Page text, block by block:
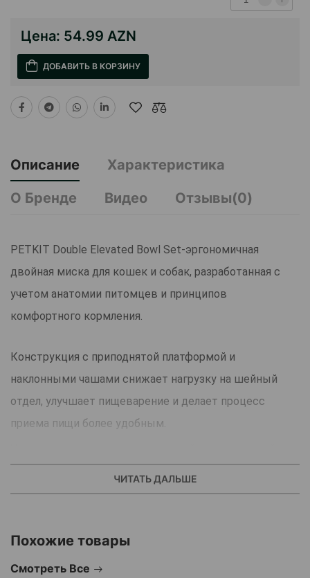
Цена: 54.99 AZN
ДОБАВИТЬ В КОРЗИНУ
Описание
Характеристика
О Бренде
Видео Отзывы(0)
PETKIT Double Elevated Bowl Set-эргономичная
двойная миска для кошек и собак, разработанная с
учетом анатомии питомцев и принципов
комфортного кормления.
Конструкция с приподнятой платформой и
наклонными чашами снижает нагрузку на шейный
отдел, улучшает пищеварение и делает процесс
приема пищи более удобным.
легко снимаются и моются, что обеспечивает
Основание изготовлено из прочного и устойчивого
материала, предотвращающего скольжение по полу и
ЧИТАТЬ ДАЛЬШЕ
Похожие товары
Смотреть Все